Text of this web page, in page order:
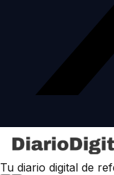
Tu diario digital de